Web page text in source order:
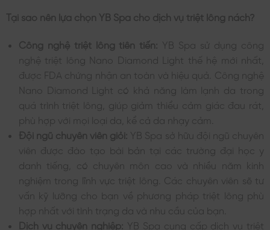
Tại sao nên lựa chọn YB Spa cho dịch vụ triệt lông nách?
Công nghệ triệt lông tiên tiến: YB Spa sử dụng công
nghệ triệt lông Nano Diamond Light thế hệ mới nhất,
được FDA chứng nhận an toàn và hiệu quả. Công nghệ
Nano Diamond Light có khả năng làm lạnh da trong
quá trình triệt lông, giúp giảm thiểu cảm giác đau rát,
phù hợp với mọi loại da, kể cả da nhạy cảm.
Đội ngũ chuyên viên giỏi: YB Spa sở hữu đội ngũ chuyên
viên được đào tạo bài bản tại các trường đại học y
danh tiếng, có chuyên môn cao và nhiều năm kinh
nghiệm trong lĩnh vực triệt lông. Các chuyên viên sẽ tư
vấn kỹ lưỡng cho bạn về phương pháp triệt lông phù
hợp nhất với tình trạng da và nhu cầu của bạn.
Dịch vụ chuyên nghiệp: YB Spa cung cấp dịch vụ triệt